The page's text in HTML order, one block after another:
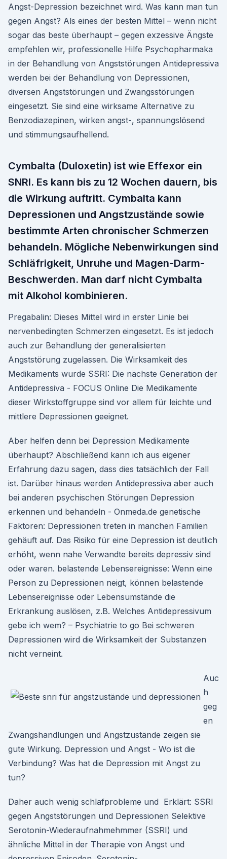
Angst-Depression bezeichnet wird. Was kann man tun
gegen Angst? Als eines der besten Mittel – wenn nicht
sogar das beste überhaupt – gegen exzessive Ängste
empfehlen wir, professionelle Hilfe Psychopharmaka
in der Behandlung von Angststörungen Antidepressiva
werden bei der Behandlung von Depressionen,
diversen Angststörungen und Zwangsstörungen
eingesetzt. Sie sind eine wirksame Alternative zu
Benzodiazepinen, wirken angst-, spannungslösend
und stimmungsaufhellend.
Cymbalta (Duloxetin) ist wie Effexor ein
SNRI. Es kann bis zu 12 Wochen dauern, bis
die Wirkung auftritt. Cymbalta kann
Depressionen und Angstzustände sowie
bestimmte Arten chronischer Schmerzen
behandeln. Mögliche Nebenwirkungen sind
Schläfrigkeit, Unruhe und Magen-Darm-
Beschwerden. Man darf nicht Cymbalta
mit Alkohol kombinieren.
Pregabalin: Dieses Mittel wird in erster Linie bei
nervenbedingten Schmerzen eingesetzt. Es ist jedoch
auch zur Behandlung der generalisierten
Angststörung zugelassen. Die Wirksamkeit des
Medikaments wurde SSRI: Die nächste Generation der
Antidepressiva - FOCUS Online Die Medikamente
dieser Wirkstoffgruppe sind vor allem für leichte und
mittlere Depressionen geeignet.
Aber helfen denn bei Depression Medikamente
überhaupt? Abschließend kann ich aus eigener
Erfahrung dazu sagen, dass dies tatsächlich der Fall
ist. Darüber hinaus werden Antidepressiva aber auch
bei anderen psychischen Störungen Depression
erkennen und behandeln - Onmeda.de genetische
Faktoren: Depressionen treten in manchen Familien
gehäuft auf. Das Risiko für eine Depression ist deutlich
erhöht, wenn nahe Verwandte bereits depressiv sind
oder waren. belastende Lebensereignisse: Wenn eine
Person zu Depressionen neigt, können belastende
Lebensereignisse oder Lebensumstände die
Erkrankung auslösen, z.B. Welches Antidepressivum
gebe ich wem? – Psychiatrie to go Bei schweren
Depressionen wird die Wirksamkeit der Substanzen
nicht verneint.
Auc
h
geg
en
Zwangshandlungen und Angstzustände zeigen sie
gute Wirkung. Depression und Angst - Wo ist die
Verbindung? Was hat die Depression mit Angst zu
tun?
Daher auch wenig schlafprobleme und Erklärt: SSRI
gegen Angststörungen und Depressionen Selektive
Serotonin-Wiederaufnahmehmmer (SSRI) und
ähnliche Mittel in der Therapie von Angst und